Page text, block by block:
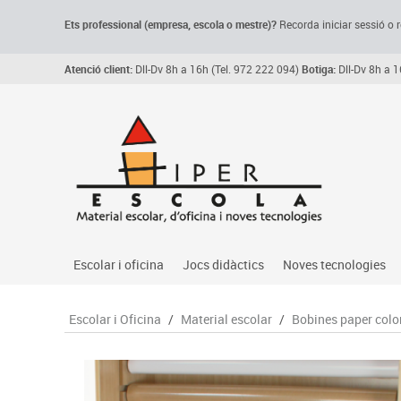
Ets professional (empresa, escolao mestre)? Recorda iniciar sessió o
Atenció client: Dll-Dv 8h a 16h (Tel. 972 222 094)Botiga: Dll-Dv 8h a
Escolar i oficina
Arxiu, carpetes i classificadors
Manualitats
Escriptura i correcció
Jocs didàctics
Primeres edats
Motricitat fina
Jocs
Noves tecnologies
Audio
Cartelleria digital
Connectivitat i
Escolar i Oficina / Material escolar / Bobines paper